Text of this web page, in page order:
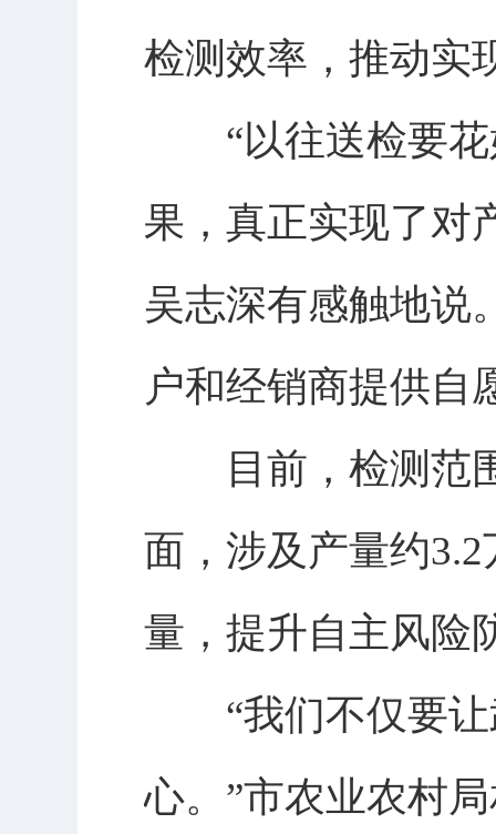
检测效率，推动实
“以往送检要花
果，真正实现了对
吴志深有感触地说
户和经销商提供自
目前，检测范围
面，涉及产量约
量，提升自主风险
“我们不仅要让
心。”市农业农村